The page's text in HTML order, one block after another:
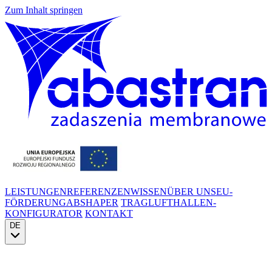
Zum Inhalt springen
LEISTUNGENREFERENZENWISSENÜBER UNSEU-
FÖRDERUNGABSHAPER TRAGLUFTHALLEN-
KONFIGURATOR KONTAKT
DE